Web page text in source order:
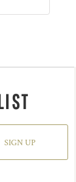
SIGN UP